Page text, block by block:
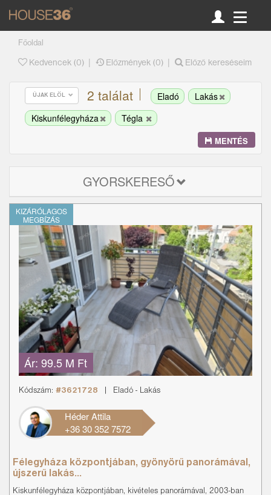
Főoldal
Kedvencek (0) | Előzmények (0) | Előző kereséseim
ÚJAK ELÖL 2 találat Eladó
Lakás
Kiskunfélegyháza
Tégla
MENTÉS
GYORSKERESŐ
KIZÁRÓLAGOS
MEGBÍZÁS
Ár: 99.5 M Ft
Kódszám: #3621728 Eladó - Lakás
Héder Attila
+36 30 352 7572
Félegyháza központjában, gyönyörű panorámával,
újszerű lakás...
Kiskunfélegyháza központjában, kivételes panorámával, 2003-ban